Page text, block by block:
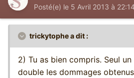
Posté(e) le 5 Avril 2013 à 22:14
trickytophe a dit :
2) Tu as bien compris. Seul
double les dommages